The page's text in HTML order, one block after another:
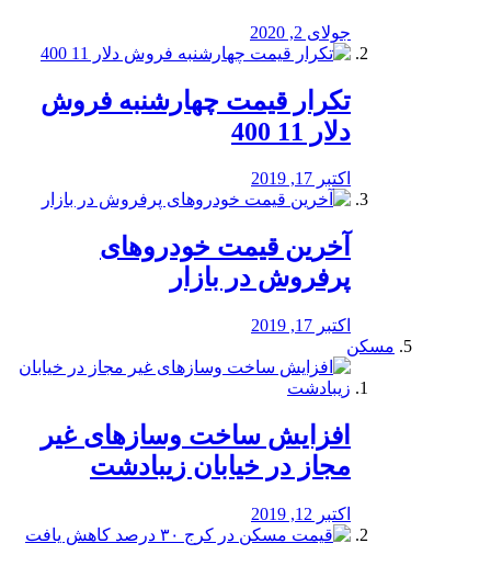
جولای 2, 2020
تکرار قیمت چهارشنبه فروش
دلار 11 400
اکتبر 17, 2019
آخرین قیمت خودرو‌های
پرفروش در بازار
اکتبر 17, 2019
مسکن
افزایش ساخت وسازهای غیر
مجاز در خیابان زیبادشت
اکتبر 12, 2019